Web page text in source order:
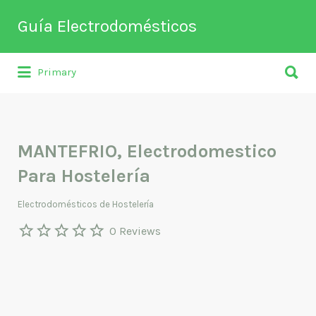
Guía Electrodomésticos
Directorio de empresas relacionadas
Buscar
por:
Primary
por:
MANTEFRIO, Electrodomestico
Para Hostelería
Electrodomésticos de Hostelería
0 Reviews